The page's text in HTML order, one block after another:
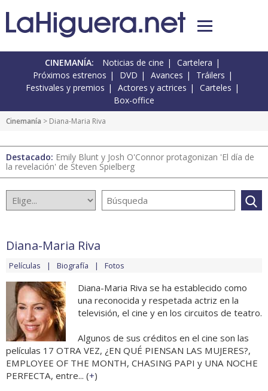
CINEMANÍA: Noticias de cine
Cartelera
Próximos estrenos
DVD Avances
Tráilers
Festivales y premios
Actores y actrices
Carteles
Box-office
Cinemanía > Diana-Maria Riva
Destacado: Emily Blunt y Josh O'Connor protagonizan 'El día de
la revelación' de Steven Spielberg
Diana-Maria Riva
Películas Biografía Fotos
Diana-Maria Riva se ha establecido como
una reconocida y respetada actriz en la
televisión, el cine y en los circuitos de teatro.
Algunos de sus créditos en el cine son las
películas 17 OTRA VEZ, ¿EN QUÉ PIENSAN LAS MUJERES?,
EMPLOYEE OF THE MONTH, CHASING PAPI y UNA NOCHE
PERFECTA, entre... (+)